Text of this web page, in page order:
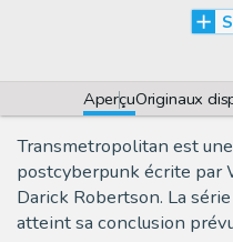
AperçuOriginaux
Transmetropolitan est
postcyberpunk écrite par
Darick Robertson. La
atteint sa conclusion